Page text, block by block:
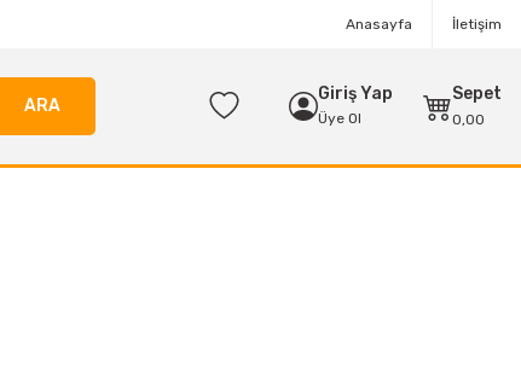
Anasayfa İletişim
ARA
Giriş Yap
Üye Ol
Sepet
0,00